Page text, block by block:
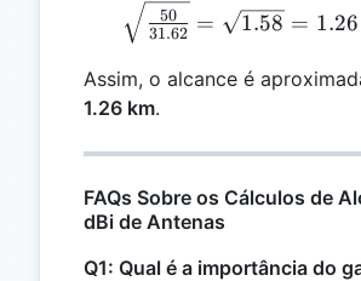
{31.62}} =
31.62
50 = 1.58 = 1.26
Assim, o alcance é
1.26 km.
FAQs Sobre os Cálculos de
dBi de Antenas
Q1: Qual é a importância do